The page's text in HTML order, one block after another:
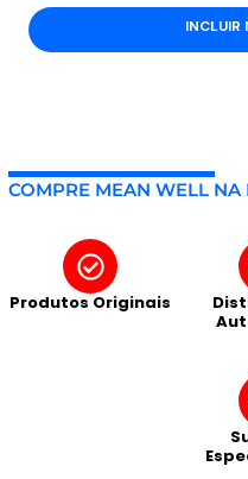
COMPRE MEAN WELL NA
Produtos Originais